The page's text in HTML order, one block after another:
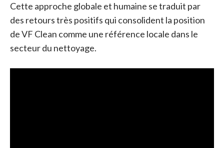
Cette approche globale et humaine se traduit par
des retours très positifs qui consolident la position
de VF Clean comme une référence locale dans le
secteur du nettoyage.